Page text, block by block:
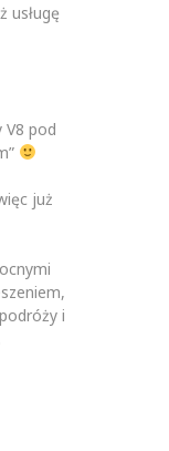
usługę
V8 pod
już
i